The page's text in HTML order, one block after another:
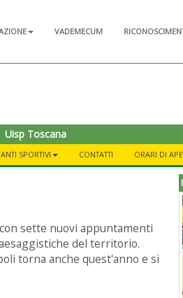
VADEMECUM
Uisp Toscana
SPORTIVI CONTATTI ORARI DI
sette nuovi appuntamenti
del territorio.
torna anche quest'anno e si